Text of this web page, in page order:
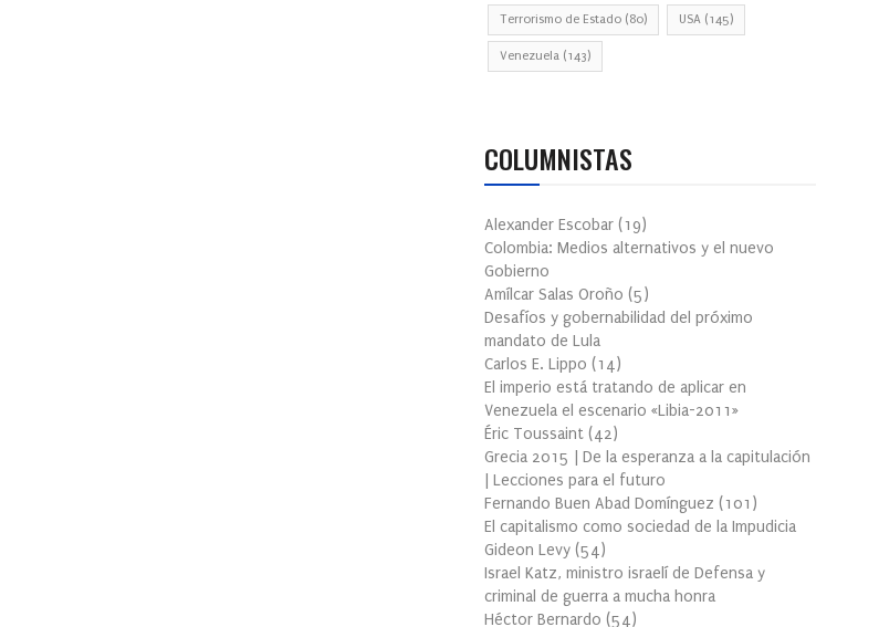
Terrorismo de Estado (80) USA (145)
Venezuela (143)
COLUMNISTAS
Alexander Escobar (19)
Colombia: Medios alternativos y el nuevo
Gobierno
Amílcar Salas Oroño (5)
Desafíos y gobernabilidad del próximo
mandato de Lula
Carlos E. Lippo (14)
El imperio está tratando de aplicar en
Venezuela el escenario «Libia-2011»
Éric Toussaint (42)
Grecia 2015 | De la esperanza a la capitulación
| Lecciones para el futuro
Fernando Buen Abad Domínguez (101 )
El capitalismo como sociedad de la Impudicia
Gideon Levy (54)
Israel Katz, ministro israelí de Defensa y
criminal de guerra a mucha honra
Héctor Bernardo (54)